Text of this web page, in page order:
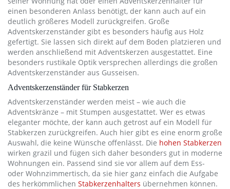
einen besonderen Anlass benötigt, der kann auch auf ein
deutlich größeres Modell zurückgreifen. Große
Adventskerzenständer gibt es besonders häufig aus Holz
gefertigt. Sie lassen sich direkt auf dem Boden platzieren und
werden anschließend mit Adventskerzen ausgestattet. Eine
besonders rustikale Optik versprechen allerdings die großen
Adventskerzenständer aus Gusseisen.
Adventskerzenständer für Stabkerzen
Adventskerzenständer werden meist – wie auch die
Adventskränze – mit Stumpen ausgestattet. Wer es etwas
eleganter möchte, der kann auch getrost auf ein Modell für
Stabkerzen zurückgreifen. Auch hier gibt es eine enorm große
Auswahl, die keine Wünsche offenlässt. Die hohen Stabkerzen
wirken grazil und fügen sich daher besonders gut in moderne
Wohnungen ein. Passend sind sie vor allem auf dem Ess-
oder Wohnzimmertisch, da sie hier ganz einfach die Aufgabe
des herkömmlichen Stabkerzenhalters übernehmen können.